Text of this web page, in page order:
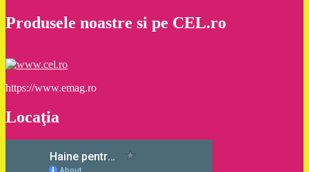
Produsele noastre si pe CEL.ro
https://www.emag.ro
Locaţia